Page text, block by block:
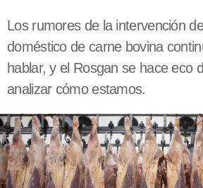
Los rumores de la intervención
doméstico de carne bovina
hablar, y el Rosgan se hace eco
analizar cómo estamos.